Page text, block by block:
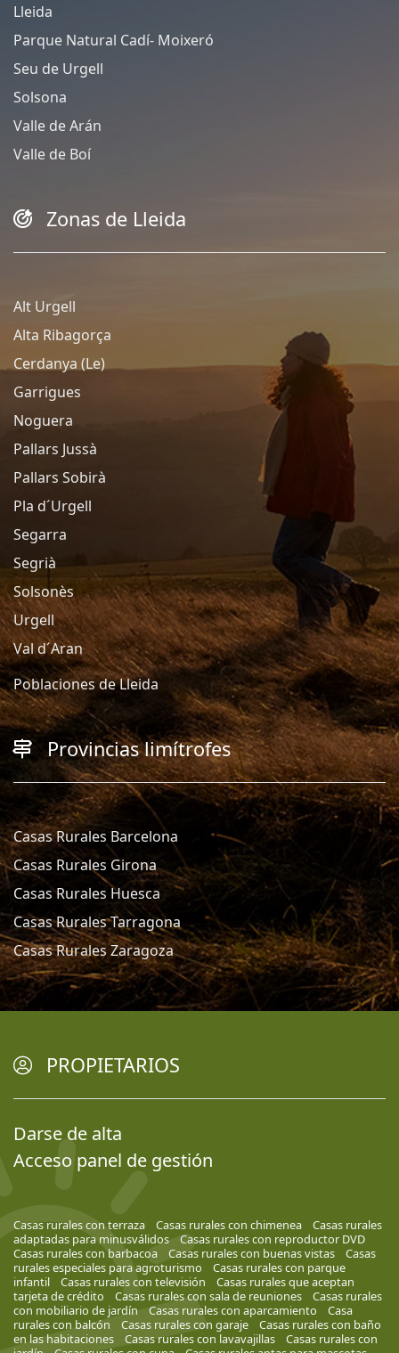
Lleida
Parque Natural Cadí- Moixeró
Seu de Urgell
Solsona
Valle de Arán
Valle de Boí
Zonas de Lleida
Alt Urgell
Alta Ribagorça
Cerdanya (Le)
Garrigues
Noguera
Pallars Jussà
Pallars Sobirà
Pla d´Urgell
Segarra
Segrià
Solsonès
Urgell
Val d´Aran
Poblaciones de Lleida
Provincias limítrofes
Casas Rurales Barcelona
Casas Rurales Girona
Casas Rurales Huesca
Casas Rurales Tarragona
Casas Rurales Zaragoza
PROPIETARIOS
Darse de alta
Acceso panel de gestión
Casas rurales con terraza Casas rurales con chimenea
Casas rurales
adaptadas para minusválidos
Casas rurales con reproductor DVD
Casas rurales con barbacoa
Casas rurales con buenas vistas
Casas
rurales especiales para agroturismo
Casas rurales con parque
infantil
Casas rurales con televisión
Casas rurales que aceptan
tarjeta de crédito
Casas rurales con sala de reuniones
Casas rurales
con mobiliario de jardín
Casas rurales con aparcamiento
Casa
rurales con balcón
Casas rurales con garaje
Casas rurales con baño
en las habitaciones
Casas rurales con lavavajillas
Casas rurales con